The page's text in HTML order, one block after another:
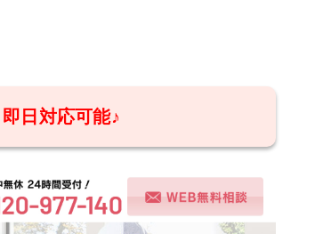
日対応可能♪